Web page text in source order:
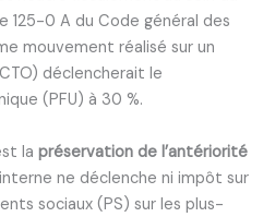
125-0 A du Code général des
mouvement réalisé sur un
déclencherait le
(PFU) à 30 %.
lapréservation de l’antériorité
ne déclenche ni impôt sur
sociaux (PS) sur les plus-